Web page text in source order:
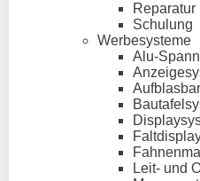
Reparatur
Schulung
Werbesysteme
Alu-
Leit- und